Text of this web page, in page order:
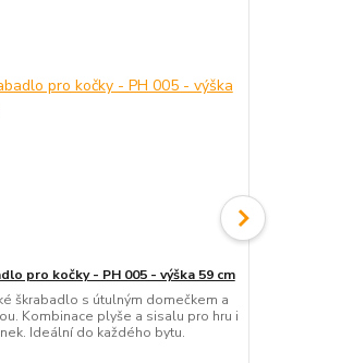
pro kočky - PH 005 - výška 59 cm
škrabadlo s útulným domečkem a
Kombinace plyše a sisalu pro hru i
Ideální do každého bytu.